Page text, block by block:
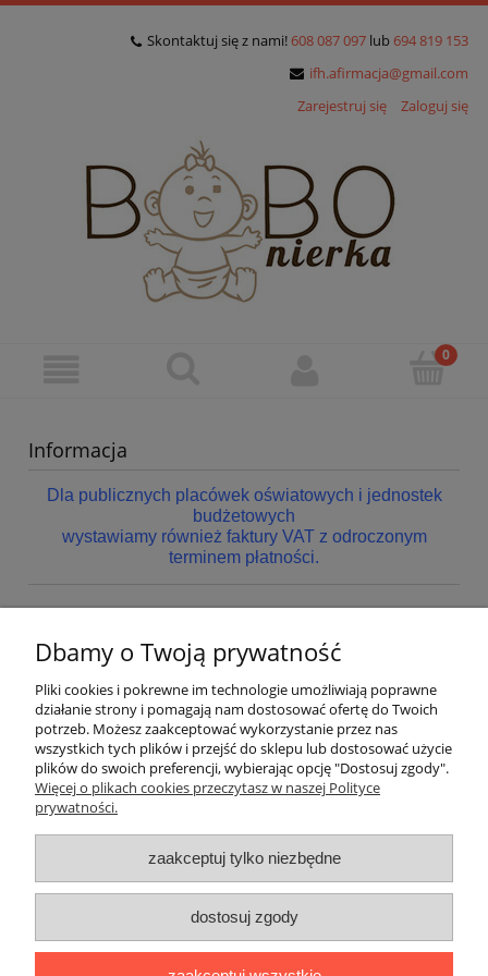
Skontaktuj się z nami! 608 087 097 lub 694 819 153
ifh.afirmacja@gmail.com
Zarejestruj się
Zaloguj się
Informacja
Dla publicznych placówek oświatowych i jednostek
budżetowych
wystawiamy również faktury VAT z odroczonym
terminem płatności.
Nie znaleziono produktów spełniających podane kryteria.
Pomoc
Dostawa
Gwarancja i zwroty
O firmie
Dbamy o Twoją prywatność
Pliki cookies i pokrewne im technologie umożliwiają poprawne
działanie strony i pomagają nam dostosować ofertę do Twoich
potrzeb. Możesz zaakceptować wykorzystanie przez nas
wszystkich tych plików i przejść do sklepu lub dostosować użycie
plików do swoich preferencji, wybierając opcję "Dostosuj zgody".
Więcej o plikach cookies przeczytasz w naszej Polityce
prywatności.
zaakceptuj tylko niezbędne
dostosuj zgody